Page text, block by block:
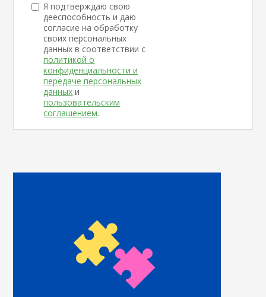
Я подтверждаю свою
дееспособность и даю
согласие на обработку
своих персональных
данных в соответствии с
политикой о
конфиденциальности и
передаче персональных
данных и
пользовательским
соглашением.